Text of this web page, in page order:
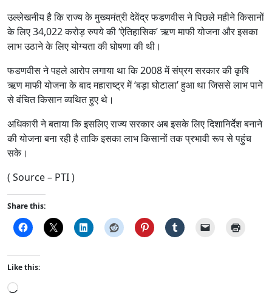
उल्लेखनीय है कि राज्य के मुख्यमंत्री देवेंद्र फडणवीस ने पिछले महीने किसानों
के लिए 34,022 करोड़ रुपये की ‘ऐतिहासिक’ ऋण माफी योजना और इसका
लाभ उठाने के लिए योग्यता की घोषणा की थी।
फडणवीस ने पहले आरोप लगाया था कि 2008 में संप्रग सरकार की कृषि
ऋण माफी योजना के बाद महाराष्ट्र में ‘बड़ा घोटाला’ हुआ था जिससे लाभ पाने
से वंचित किसान व्यथित हुए थे।
अधिकारी ने बताया कि इसलिए राज्य सरकार अब इसके लिए दिशानिर्देश बनाने
की योजना बना रही है ताकि इसका लाभ किसानों तक प्रभावी रूप से पहुंच
सके।
( Source – PTI )
Share this:
Like this:
L